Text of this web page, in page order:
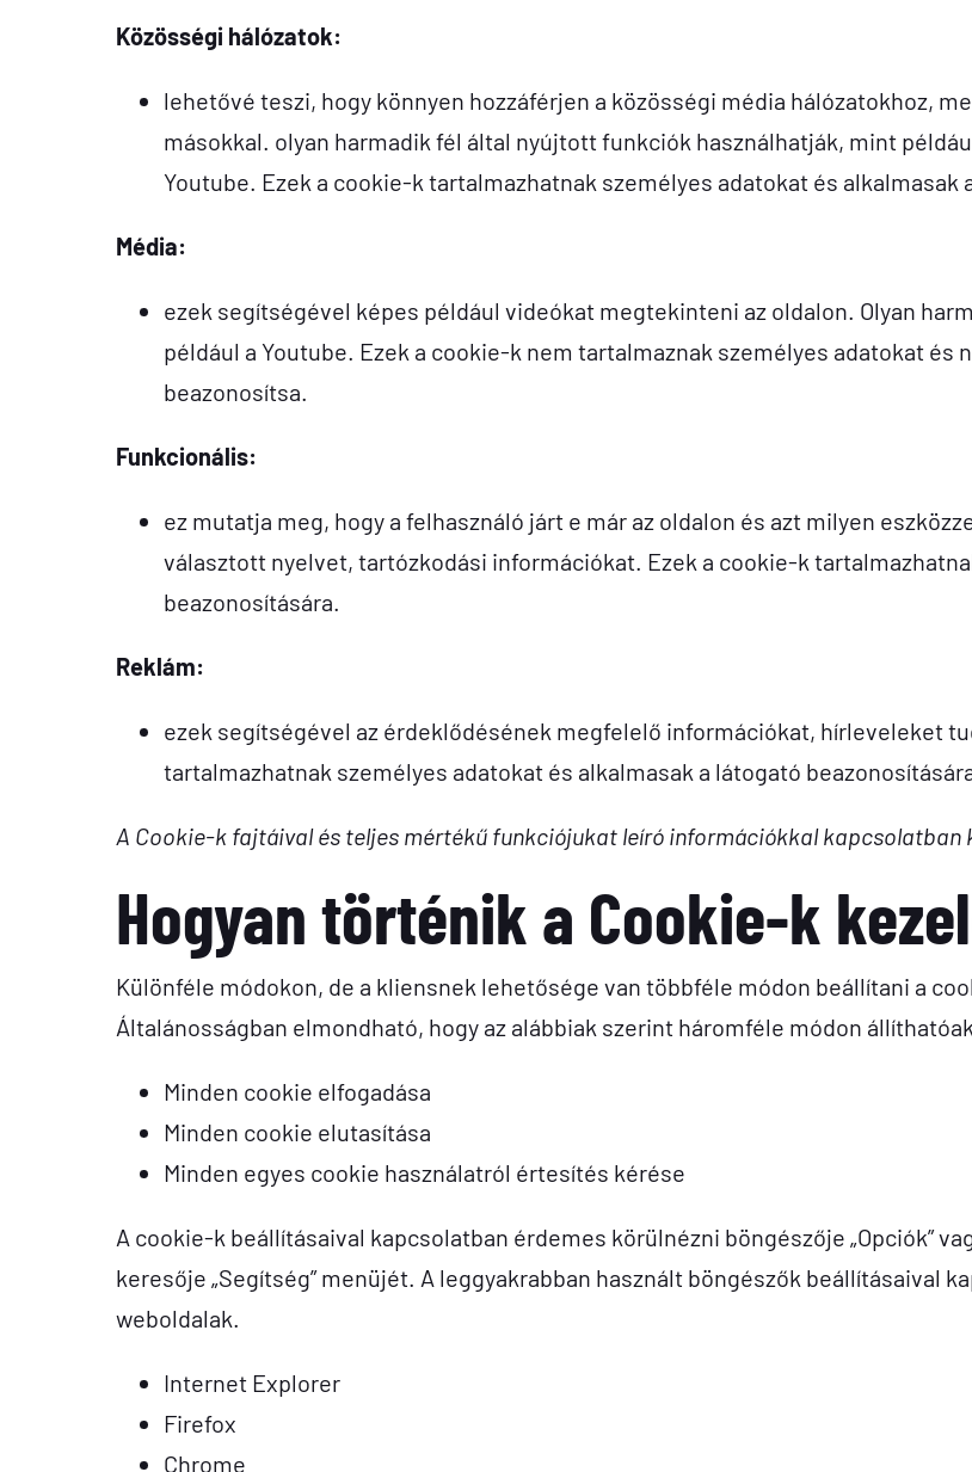
Közösségi hálózatok:
lehetővé teszi, hogy könnyen hozzáférjen a közösségi média hálózatokhoz,
másokkal. olyan harmadik fél által nyújtott funkciók használhatják, mint
Youtube. Ezek a cookie-k tartalmazhatnak személyes adatokat és alkalmasak
Média:
ezek segítségével képes például videókat megtekinteni az oldalon. Olyan
például a Youtube. Ezek a cookie-k nem tartalmaznak személyes adatokat és
beazonosítsa.
Funkcionális:
ez mutatja meg, hogy a felhasználó járt e már az oldalon és azt milyen
választott nyelvet, tartózkodási információkat. Ezek a cookie-k
beazonosítására.
Reklám:
ezek segítségével az érdeklődésének megfelelő információkat, hírleveleket
tartalmazhatnak személyes adatokat és alkalmasak a látogató
A Cookie-k fajtáival és teljes mértékű funkciójukat leíró információkkal
Hogyan történik a Cookie-k
Különféle módokon, de a kliensnek lehetősége van többféle módon beállítani a
Általánosságban elmondható, hogy az alábbiak szerint háromféle módon
Minden cookie elfogadása
Minden cookie elutasítása
Minden egyes cookie használatról értesítés kérése
A cookie-k beállításaival kapcsolatban érdemes körülnézni böngészője „Opciók”
keresője „Segítség” menüjét. A leggyakrabban használt böngészők beállításaival
weboldalak.
Internet Explorer
Firefox
Chrome